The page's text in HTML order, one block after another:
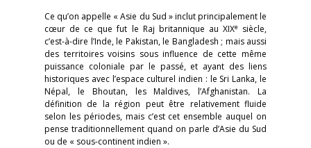
Ce qu’on appelle « Asie du Sud » inclut principalement le
cœur de ce que fut le Raj britannique au XIXesiècle,
c’est-à-dire l’Inde, le Pakistan, le Bangladesh ; mais aussi
des territoires voisins sous influence de cette même
puissance coloniale par le passé, et ayant des liens
historiques avec l’espace culturel indien : le Sri Lanka, le
Népal, le Bhoutan, les Maldives, l’Afghanistan. La
définition de la région peut être relativement fluide
selon les périodes, mais c’est cet ensemble auquel on
pense traditionnellement quand on parle d’Asie du Sud
ou de « sous-continent indien ».